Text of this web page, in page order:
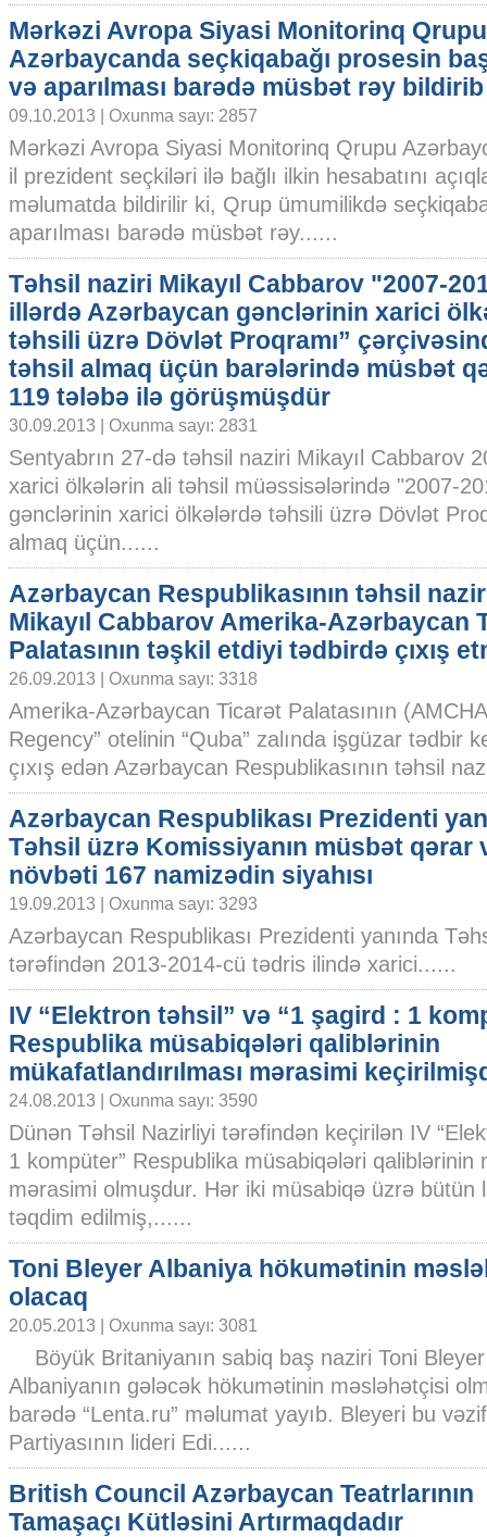
Mərkəzi Avropa Siyasi Monitorinq Qrupu
Azərbaycanda seçkiqabağı prosesin
və aparılması barədə müsbət rəy bildirib
09.10.2013 | Oxunma sayı: 2857
Mərkəzi Avropa Siyasi Monitorinq Qrupu
il prezident seçkiləri ilə bağlı ilkin hesabatını
məlumatda bildirilir ki, Qrup ümumilikdə
aparılması barədə müsbət rəy......
Təhsil naziri Mikayıl Cabbarov "2007-
illərdə Azərbaycan gənclərinin xarici
təhsili üzrə Dövlət Proqramı”
təhsil almaq üçün barələrində müsbət
119 tələbə ilə görüşmüşdür
30.09.2013 | Oxunma sayı: 2831
Sentyabrın 27-də təhsil naziri Mikayıl Cabbarov
xarici ölkələrin ali təhsil müəssisələrində "2007-
gənclərinin xarici ölkələrdə təhsili üzrə Dövlət
almaq üçün......
Azərbaycan Respublikasının təhsil
Mikayıl Cabbarov Amerika-Azərbaycan
Palatasının təşkil etdiyi tədbirdə çıxış
26.09.2013 | Oxunma sayı: 3318
Amerika-Azərbaycan Ticarət Palatasının
Regency” otelinin “Quba” zalında işgüzar tədbir
çıxış edən Azərbaycan Respublikasının təhsil
Azərbaycan Respublikası Prezidenti
Təhsil üzrə Komissiyanın müsbət qərar
növbəti 167 namizədin siyahısı
19.09.2013 | Oxunma sayı: 3293
Azərbaycan Respublikası Prezidenti yanında
tərəfindən 2013-2014-cü tədris ilində xarici......
IV “Elektron təhsil” və “1 şagird : 1
Respublika müsabiqələri qaliblərinin
mükafatlandırılması mərasimi
24.08.2013 | Oxunma sayı: 3590
Dünən Təhsil Nazirliyi tərəfindən keçirilən IV
1 kompüter” Respublika müsabiqələri qaliblərinin
mərasimi olmuşdur. Hər iki müsabiqə üzrə bütün
təqdim edilmiş,......
Toni Bleyer Albaniya hökumətinin
olacaq
20.05.2013 | Oxunma sayı: 3081
Böyük Britaniyanın sabiq baş naziri Toni Bleyer
Albaniyanın gələcək hökumətinin məsləhətçisi
barədə “Lenta.ru” məlumat yayıb. Bleyeri bu
Partiyasının lideri Edi......
British Council Azərbaycan Teatrlarının
Tamaşaçı Kütləsini Artırmaqdadır